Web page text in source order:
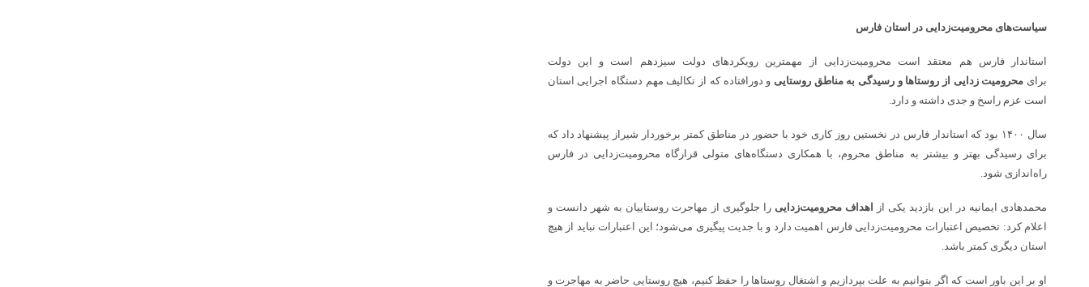
سیاست‌های محرومیت‌زدایی در استان فارس
استاندار فارس هم معتقد است محرومیت‌زدایی از مهمترین رویکردهای دولت سیزدهم است و این دولت
برای محرومیت زدایی از روستاها و رسیدگی به مناطق روستایی و دورافتاده که از تکالیف مهم دستگاه اجرایی استان
است عزم راسخ و جدی داشته و دارد.
سال ۱۴۰۰ بود که استاندار فارس در نخستین روز کاری خود با حضور در مناطق کمتر برخوردار شیراز پیشنهاد داد که
برای رسیدگی بهتر و بیشتر به مناطق محروم، با همکاری دستگاه‌های متولی قرارگاه محرومیت‌زدایی در فارس
راه‌اندازی شود.
محمدهادی ایمانیه در این بازدید یکی از اهداف محرومیت‌زدایی را جلوگیری از مهاجرت روستاییان به شهر دانست و
اعلام کرد: تخصیص اعتبارات محرومیت‌زدایی فارس اهمیت دارد و با جدیت پیگیری می‌شود؛ این اعتبارات نباید از هیچ
استان دیگری کمتر باشد.
او بر این باور است که اگر بتوانیم به علت بپردازیم و اشتغال روستاها را حفظ کنیم، هیچ روستایی حاضر به مهاجرت و